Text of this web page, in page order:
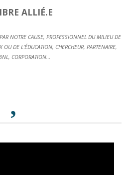
ALLIÉ.E
NOTRE CAUSE, PROFESSIONNEL DU MILIEU DE
OU DE L’ÉDUCATION, CHERCHEUR, PARTENAIRE,
CORPORATION…